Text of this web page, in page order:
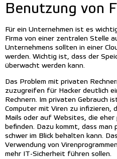
Benutzung von
Für ein Unternehmen ist es
Firma von einer zentralen Stelle
Unternehmens sollten in einer
werden. Wichtig ist, dass der
überwacht werden kann.
Das Problem mit privaten
zuzugreifen für Hacker deutlich
Rechnern. Im privaten Gebrauch
Computer mit Viren zu infizieren,
Mails oder auf Websites, die
befinden. Dazu kommt, dass man
schwer im Blick behalten kann.
Verwendung von
mehr IT-Sicherheit führen sollen.